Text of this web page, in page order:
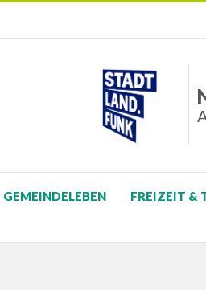
GEMEINDELEBEN FREIZEIT &